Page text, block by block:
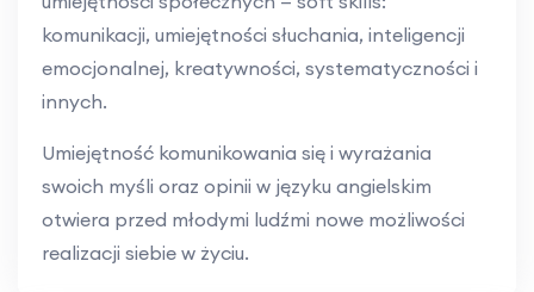
komunikacji, umiejętności słuchania, inteligencji
emocjonalnej, kreatywności, systematyczności i
innych.
Umiejętność komunikowania się i wyrażania
swoich myśli oraz opinii w języku angielskim
otwiera przed młodymi ludźmi nowe możliwości
realizacji siebie w życiu.